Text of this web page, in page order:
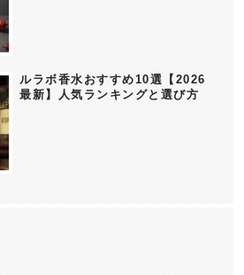
ルラボ香水おすすめ10選【2026
最新】人気ランキングと選び方